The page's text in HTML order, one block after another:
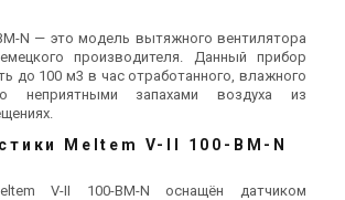
(1)
Топ
Под заказ Оставить отзыв
N — это модель вытяжного вентилятора
производителя. Данный прибор
до 100 м3 в час отработанного, влажного
неприятными запахами воздуха из
Meltem V-II 100-BM-N
V-II 100-BM-N оснащён датчиком